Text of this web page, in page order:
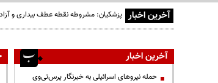
آخرین اخبار پزشکیان: مشروطه نقطه عطف بیداری و
آخرین اخبار
حمله نیروهای اسرائیلی به خبرنگار پرس‌تی‌وی